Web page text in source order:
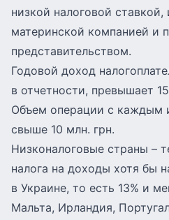
низкой налоговой
материнской компанией и
представительством.
Годовой доход
в отчетности, превышает
Объем операции с каждым
свыше 10 млн. грн.
Низконалоговые страны –
налога на доходы хотя бы
в Украине, то есть 13% и
Мальта, Ирландия,